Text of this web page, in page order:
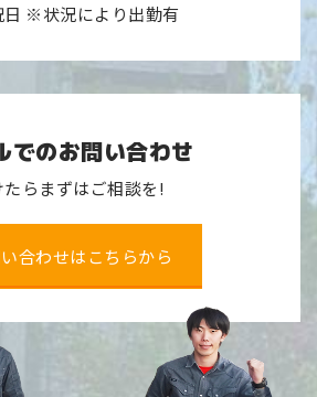
日 ※状況により出勤有
でのお問い合わせ
らまずはご相談を!
合わせはこちらから